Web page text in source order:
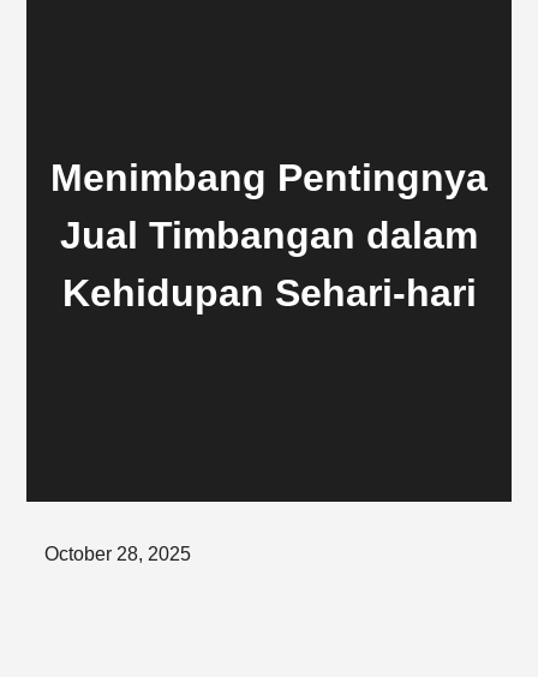
Menimbang Pentingnya
Jual Timbangan dalam
Kehidupan Sehari-hari
Posted
October 28, 2025